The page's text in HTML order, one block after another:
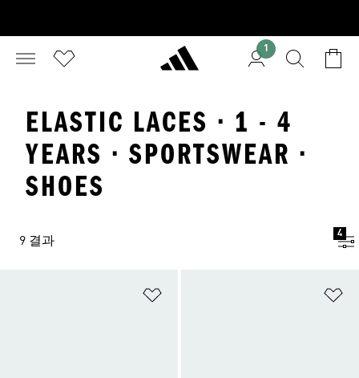
1
ELASTIC LACES · 1 - 4
YEARS · SPORTSWEAR ·
SHOES
9 결과
4